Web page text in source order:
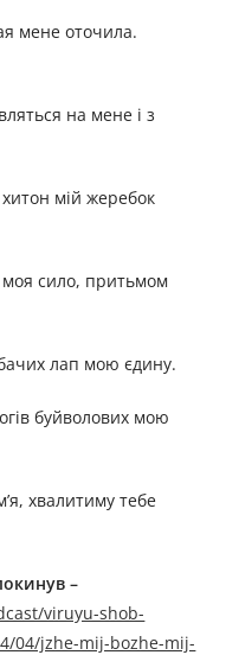
мене оточила.
на мене і з
мій жеребок
моя сило, притьмом
лап мою єдину.
буйволових мою
хвалитиму тебе
–
viruyu-shob-
04/jzhe-mij-bozhe-mij-